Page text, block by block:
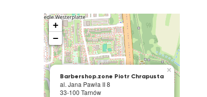
Barbershop.zone Piotr Chrapusta
al. Jana Pawła II 8
33-100 Tarnów
×
+
−